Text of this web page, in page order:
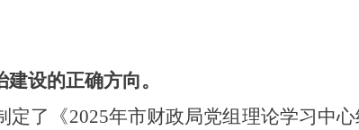
设的正确方向。
定了《2025年市财政局党组理论学习中